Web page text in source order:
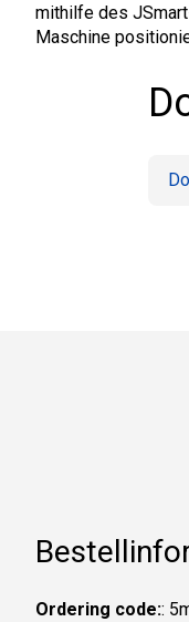
mithilfe des
Maschine
Ordering code::